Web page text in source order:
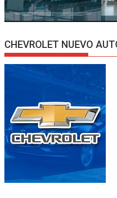
CHEVROLET NUEVO